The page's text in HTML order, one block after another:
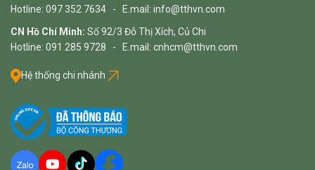
Hotline: 097 352 7634 - E.mail: info@tthvn.com
CN Hồ Chí Minh: Số 92/3 Đỗ Thị Xích, Củ Chi
Hotline: 091 285 9728 - E.mail: cnhcm@tthvn.com
Hệ thống chi nhánh